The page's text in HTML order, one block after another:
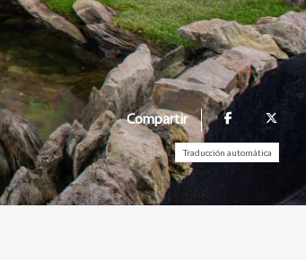
Compartir
Traducción automática